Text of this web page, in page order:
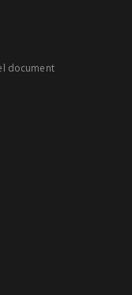
document